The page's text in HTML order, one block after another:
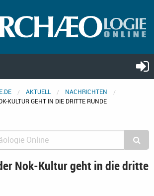
AKTUELL
NACHRICHTEN
KULTUR GEHT IN DIE DRITTE RUNDE
Nok-Kultur geht in die dritte